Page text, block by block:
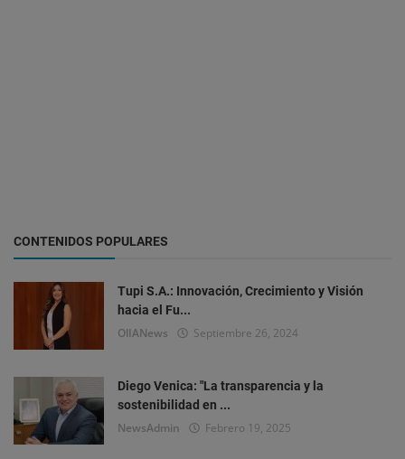
CONTENIDOS POPULARES
Tupi S.A.: Innovación, Crecimiento y Visión
hacia el Fu...
OlIANews Septiembre 26, 2024
Diego Venica: "La transparencia y la
sostenibilidad en ...
NewsAdmin Febrero 19, 2025